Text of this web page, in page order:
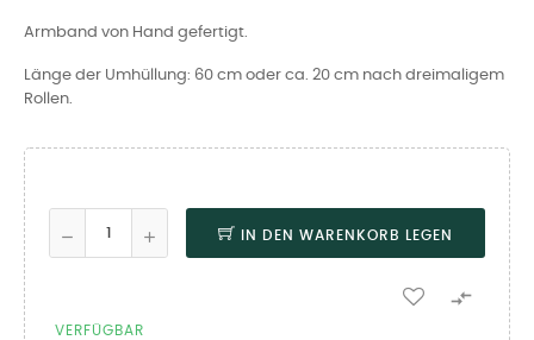
Armband von Hand gefertigt.
Länge der Umhüllung: 60 cm oder ca. 20 cm nach dreimaligem
Rollen.
IN DEN WARENKORB LEGEN

VERFÜGBAR